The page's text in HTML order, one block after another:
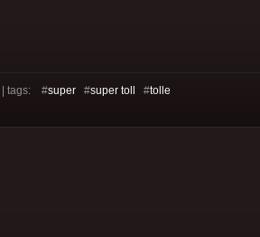
| tags: #super #super toll #tolle